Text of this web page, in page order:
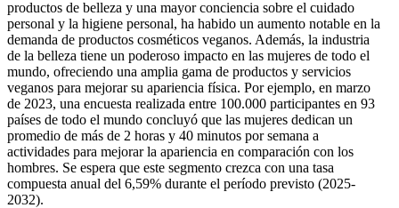
productos de belleza y una mayor conciencia sobre el cuidado
personal y la higiene personal, ha habido un aumento notable en la
demanda de productos cosméticos veganos. Además, la industria
de la belleza tiene un poderoso impacto en las mujeres de todo el
mundo, ofreciendo una amplia gama de productos y servicios
veganos para mejorar su apariencia física. Por ejemplo, en marzo
de 2023, una encuesta realizada entre 100.000 participantes en 93
países de todo el mundo concluyó que las mujeres dedican un
promedio de más de 2 horas y 40 minutos por semana a
actividades para mejorar la apariencia en comparación con los
hombres. Se espera que este segmento crezca con una tasa
compuesta anual del 6,59% durante el período previsto (2025-
2032).